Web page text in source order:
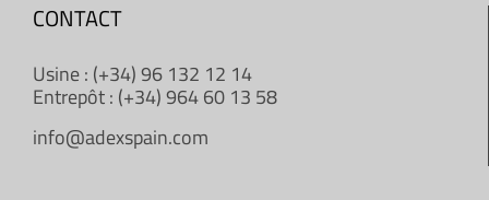
CONTACT
Usine : (+34) 96 132 12 14
Entrepôt : (+34) 964 60 13 58
info@adexspain.com